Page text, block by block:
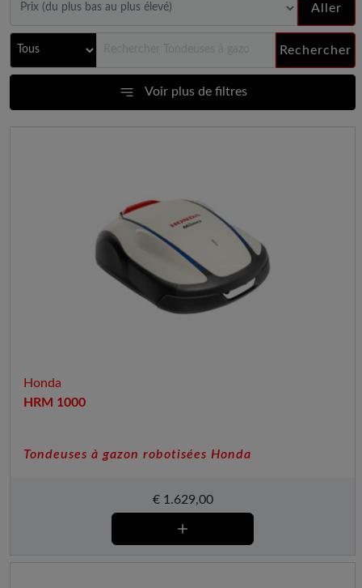
Aller
Rechercher
Voir plus de filtres
Honda
HRM 1000
Tondeuses à gazon robotisées Honda
€1.629,00